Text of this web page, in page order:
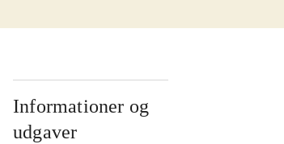
Informationer og
udgaver